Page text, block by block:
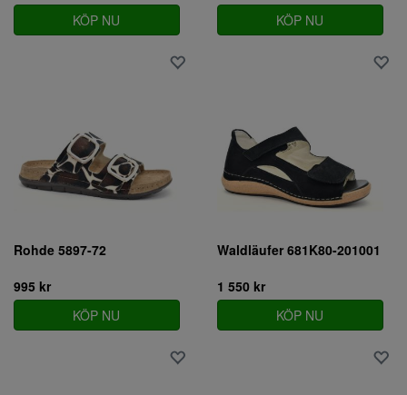
KÖP NU
KÖP NU
Rohde 5897-72
995 kr
KÖP NU
Waldläufer 681K80-201001
1 550 kr
KÖP NU